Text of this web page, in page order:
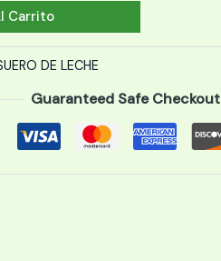
Carrito
DE LECHE
Guaranteed Safe Checkout